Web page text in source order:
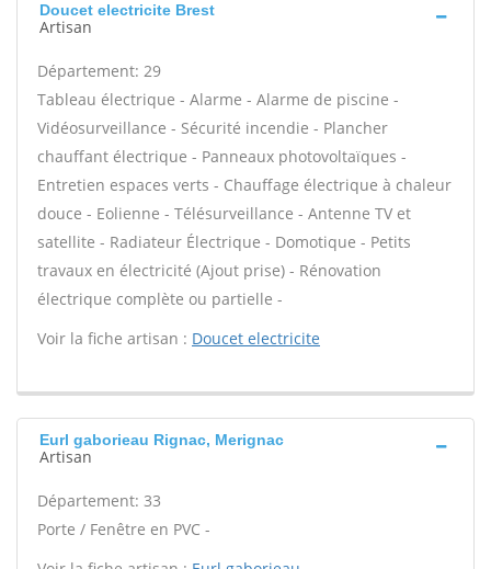
Doucet electricite Brest
Artisan
Département: 29
Tableau électrique - Alarme - Alarme de piscine -
Vidéosurveillance - Sécurité incendie - Plancher
chauffant électrique - Panneaux photovoltaïques -
Entretien espaces verts - Chauffage électrique à chaleur
douce - Eolienne - Télésurveillance - Antenne TV et
satellite - Radiateur Électrique - Domotique - Petits
travaux en électricité (Ajout prise) - Rénovation
électrique complète ou partielle -
Voir la fiche artisan : Doucet electricite
Eurl gaborieau Rignac, Merignac
Artisan
Département: 33
Porte / Fenêtre en PVC -